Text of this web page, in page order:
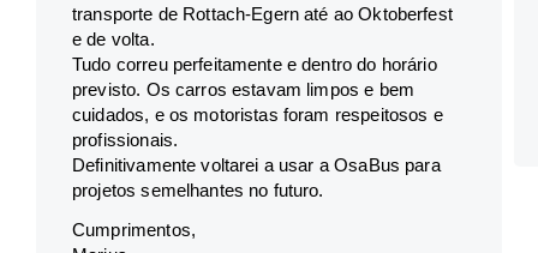
transporte de Rottach-Egern até ao Oktoberfest
e de volta.
Tudo correu perfeitamente e dentro do horário
previsto. Os carros estavam limpos e bem
cuidados, e os motoristas foram respeitosos e
profissionais.
Definitivamente voltarei a usar a OsaBus para
projetos semelhantes no futuro.
Cumprimentos,